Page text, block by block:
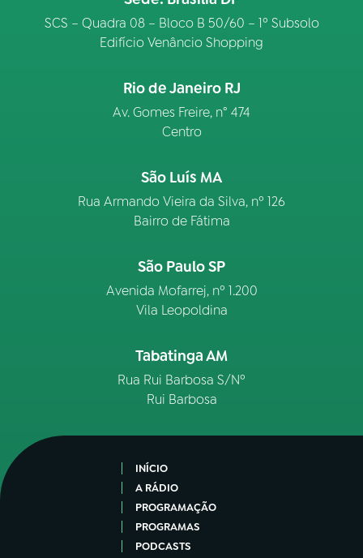
SCS – Quadra 08 – Bloco B 50/60 – 1º Subsolo
Edifício Venâncio Shopping
Rio de Janeiro RJ
Av. Gomes Freire, n° 474
Centro
São Luís MA
Rua Armando Vieira da Silva, nº 126
Bairro de Fátima
São Paulo SP
Avenida Mofarrej, nº 1.200
Vila Leopoldina
Tabatinga AM
Rua Rui Barbosa S/Nº
Rui Barbosa
INÍCIO
A RÁDIO
PROGRAMAÇÃO
PROGRAMAS
PODCASTS